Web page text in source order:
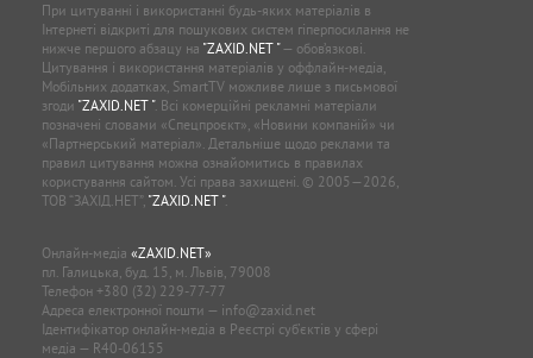
При цитуванні і використанні будь-яких матеріалів в
Інтернеті відкриті для пошукових систем гіперпосилання не
нижче першого абзацу на "ZAXID.NET "— обов’язкові.
Цитування і використання матеріалів у оффлайн-медіа,
Мобільних додатках, SmartTV можливе лише з письмової
згоди "ZAXID.NET ". Всі комерційні рекламні матеріали
позначені словами «Спецпроєкт», «Новини компаній» чи
«Партнерський матеріал». Детальніше щодо реклами та
правил цитування можна ознайомитись в правилах
користування сайтом. Усі права захищені. © 2005—2026,
ТОВ “ЗАХІД.НЕТ”, "ZAXID.NET ".
Онлайн-медіа «ZAXID.NET»
пл. Галицька, буд. 15, м. Львів, 79008
Телефон +380 (32) 229-77-77
Адреса електронної пошти — info@zaxid.net
Ідентифікатор онлайн-медіа в Реєстрі суб'єктів у сфері
медіа — R40-06155